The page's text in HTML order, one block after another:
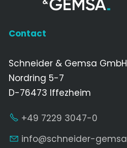
Contact
Schneider & Gemsa GmbH
Nordring 5-7
D-76473 Iffezheim
+49 7229 3047-0
nf
schn d r-g ms